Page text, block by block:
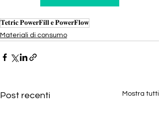
𝐓𝐞𝐭𝐫𝐢𝐜 𝐏𝐨𝐰𝐞𝐫𝐅𝐢𝐥𝐥 𝐞 𝐏𝐨𝐰𝐞𝐫𝐅𝐥𝐨𝐰
Materiali di consumo
Post recenti Mostra tutti